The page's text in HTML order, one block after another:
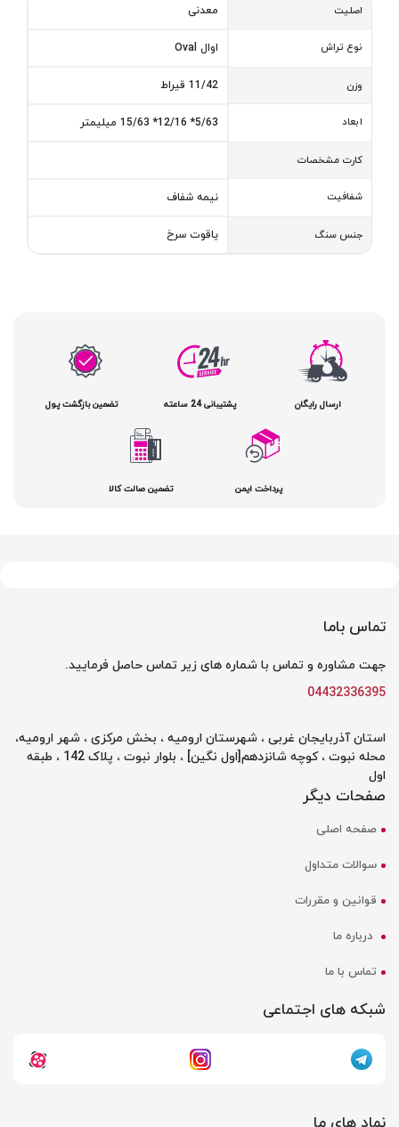
اصلیت معدنی
نوع تراش اوال Oval
وزن 11/42 قیراط
ابعاد 5/63* 12/16* 15/63 میلیمتر
کارت مشخصات
شفافیت نیمه شفاف
جنس سنگ یاقوت سرخ
ارسال رایگان پشتیبانی 24 ساعته تضمین بازگشت پول
پرداخت ایمن تضمین صالت کالا
تماس باما
جهت مشاوره و تماس با شماره های زیر تماس حاصل فرمایید.
04432336395
استان آذربایجان غربی ، شهرستان ارومیه ، بخش مرکزی ، شهر ارومیه،
محله نبوت ، کوچه شانزدهم[اول نگین] ، بلوار نبوت ، پلاک 142 ، طبقه
اول
صفحات دیگر
صفحه اصلی
سوالات متداول
قوانین و مقررات
درباره ما
تماس با ما
شبکه های اجتماعی